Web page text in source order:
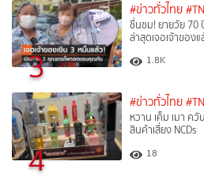
3
#ข่าวทั่วไทย
ชื่นชม! ยายวัย 70
ล่าสุดเจอเจ้าของแ
1.8K
4
#ข่าวทั่วไทย
หวาน เค็ม เมา ค
สินค้าเสี่ยง NCDs
18